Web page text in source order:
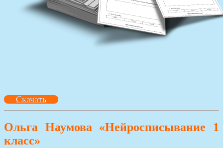
Скачать
Ольга Наумова «Нейросписывание 1
класс»